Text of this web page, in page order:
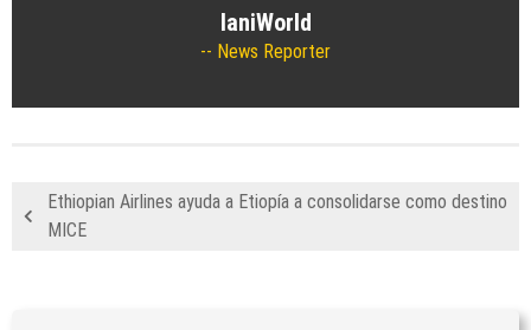
IaniWorld
News Reporter
Ethiopian Airlines ayuda a Etiopía a consolidarse como destino
MICE